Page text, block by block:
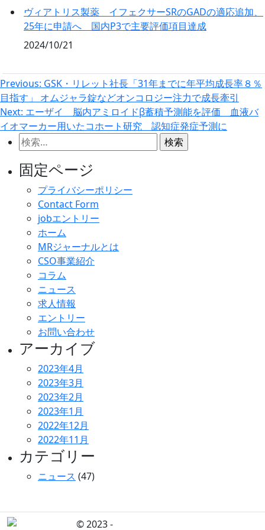
ヴィアトリス製薬 イフェクサーSRのGADの適応追加、
25年に申請へ 国内P3で主要評価項目達成
2024/10/21
投
稿
ナ
ビ
ー
Previous: GSK・リレット社長「31年までに年平均成長率８％
目指す」 オムジャラ錠などオンコロジー注力で成長牽引
Next: エーザイ 脳内アミロイドβ蓄積予測能を評価 血液バ
イオマーカー用いたコホート研究 認知症発症予測に
検
索:
固定ページ
プライバシーポリシー
Contact Form
jobエントリー
ホーム
MRジャーナルとは
CSO事業紹介
コラム
ニュース
求人情報
エントリー
お問い合わせ
アーカイブ
2023年4月
2023年3月
2023年2月
2023年1月
2022年12月
2022年11月
カテゴリー
ニュース (47)
© 2023 -